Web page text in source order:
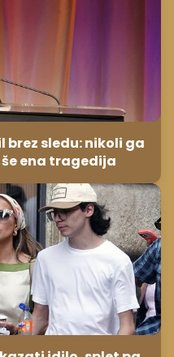
brez sledu: nikoli ga
ena tragedija